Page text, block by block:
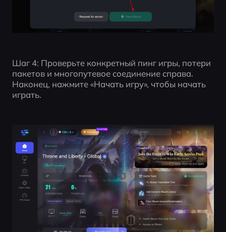
Шаг 4: Проверьте конкретный пинг игры, потери
пакетов и многопутевое соединение справа.
Наконец, нажмите «Начать игру», чтобы начать
играть.